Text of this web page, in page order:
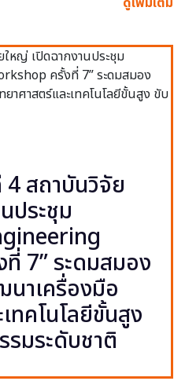
สถาบันวิจัย
ประชุม
7” ระดมสมอง
าเครื่องมือ
ทคโนโลยีขั้นสูง
มระดับชาติ